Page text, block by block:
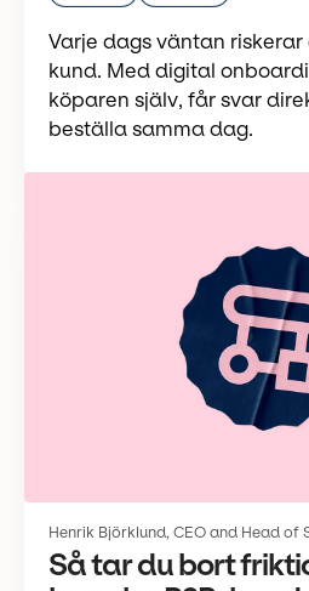
Varje dags väntan
kund. Med digital
köparen själv, får svar
beställa samma dag.
Henrik Björklund, CEO and Head of
Så tar du bort